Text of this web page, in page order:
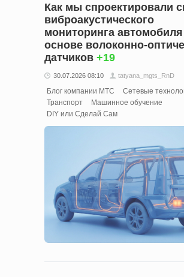
Как мы спроектировали
виброакустического
мониторинга
основе волоконно-
датчиков +19
30.07.2026 08:10 tatyana_mgts_RnD
Блог компании МТС
Сетевые
Транспорт
Машинное обучение
DIY или Сделай Сам